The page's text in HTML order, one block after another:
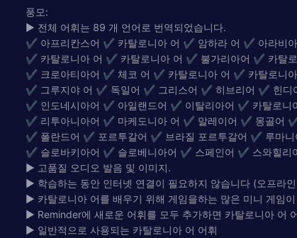
풍모:
► 전체 어휘는 89 개 언어로 번역되었습니다.
✔ 아프리칸스어 ✔ 카탈로니아 어 ✔ 암하라 어 ✔ 아라비
✔ 카탈로니아 어 ✔ 카탈로니아 어 ✔ 불가리아어 ✔ 카탈
✔ 크로아티아어 ✔ 체코 어 ✔ 카탈로니아 어 ✔ 카탈로니
✔ 그루지야 어 ✔ 독일어 ✔ 그리스어 ✔ 히브리어 ✔ 힌디
✔ 인도네시아어 ✔ 아일랜드어 ✔ 이탈리아어 ✔ 카탈로
✔ 리투아니아어 ✔ 마케도니아 어 ✔ 말레이어 ✔ 몽골어
✔ 폴란드어 ✔ 포르투갈어 ✔ 브라질 포르투갈어 ✔ 루마
✔ 슬로바키아어 ✔ 슬로베니아어 ✔ 스페인어 ✔ 스와힐
► 고품질 오디오 발음 및 이미지.
► 학습하는 동안 인터넷 연결이 필요하지 않습니다 (오프라
► 카탈로니아 어를 배우기 위해 게임을하는 많은 미니 게임
► Reminder에 새로운 어휘를 모두 추가하면 카탈로니아 어
► 일반적으로 사용되는 카탈로니아 어 어휘